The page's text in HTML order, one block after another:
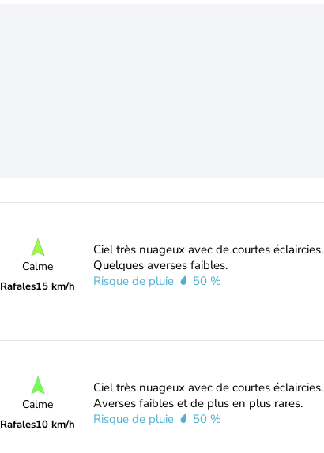
Calme
Rafales15 km/h
Ciel très nuageux avec de courtes éclaircies.
Quelques averses faibles.
Risque de pluie
50 %
Calme
Rafales10 km/h
Ciel très nuageux avec de courtes éclaircies.
Averses faibles et de plus en plus rares.
Risque de pluie
50 %